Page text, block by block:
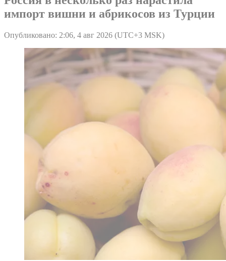
импорт вишни и абрикосов из Турции
Опубликовано: 2:06, 4 авг 2026 (UTC+3 MSK)